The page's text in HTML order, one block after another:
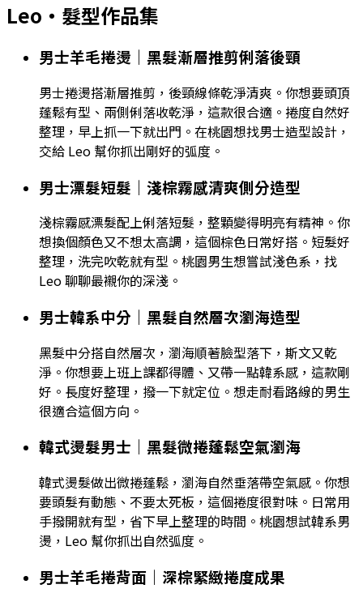
Leo ・髮型作品集
男士羊毛捲燙｜黑髮漸層推剪俐落後頸
男士捲燙搭漸層推剪，後頸線條乾淨清爽。你想要頭頂
蓬鬆有型、兩側俐落收乾淨，這款很合適。捲度自然好
整理，早上抓一下就出門。在桃園想找男士造型設計，
交給 Leo 幫你抓出剛好的弧度。
男士漂髮短髮｜淺棕霧感清爽側分造型
淺棕霧感漂髮配上俐落短髮，整顆變得明亮有精神。你
想換個顏色又不想太高調，這個棕色日常好搭。短髮好
整理，洗完吹乾就有型。桃園男生想嘗試淺色系，找
Leo 聊聊最襯你的深淺。
男士韓系中分｜黑髮自然層次瀏海造型
黑髮中分搭自然層次，瀏海順著臉型落下，斯文又乾
淨。你想要上班上課都得體、又帶一點韓系感，這款剛
好。長度好整理，撥一下就定位。想走耐看路線的男生
很適合這個方向。
韓式燙髮男士｜黑髮微捲蓬鬆空氣瀏海
韓式燙髮做出微捲蓬鬆，瀏海自然垂落帶空氣感。你想
要頭髮有動態、不要太死板，這個捲度很對味。日常用
手撥開就有型，省下早上整理的時間。桃園想試韓系男
燙，Leo 幫你抓出自然弧度。
男士羊毛捲背面｜深棕緊緻捲度成果